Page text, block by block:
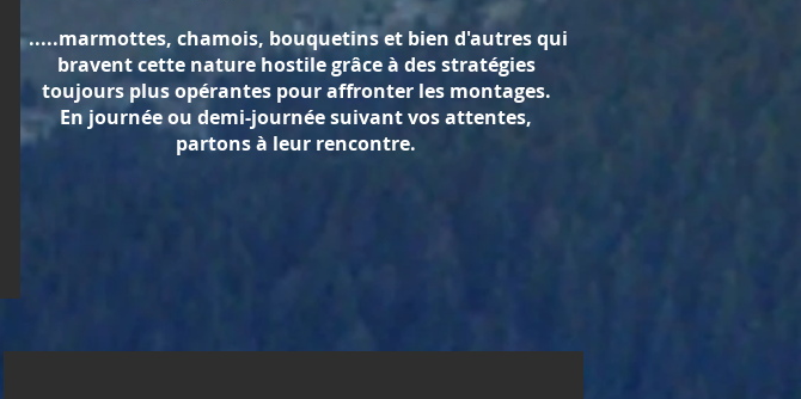
.....marmottes, chamois, bouquetins et bien d'autres qui
bravent cette nature hostile grâce à des stratégies
toujours plus opérantes pour affronter les montages.
En journée ou demi-journée suivant vos attentes,
partons à leur rencontre.